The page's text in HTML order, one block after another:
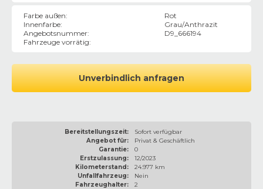
Farbe außen:
Rot
Innenfarbe:
Grau/Anthrazit
Angebotsnummer:
D9_666194
Fahrzeuge vorrätig:
Unverbindlich anfragen
Bereitstellungszeit:
Sofort verfügbar
Angebot für:
Privat & Geschäftlich
Garantie:
0
Erstzulassung:
12/2023
Kilometerstand:
24.977 km
Unfallfahrzeug:
Nein
Fahrzeughalter:
2